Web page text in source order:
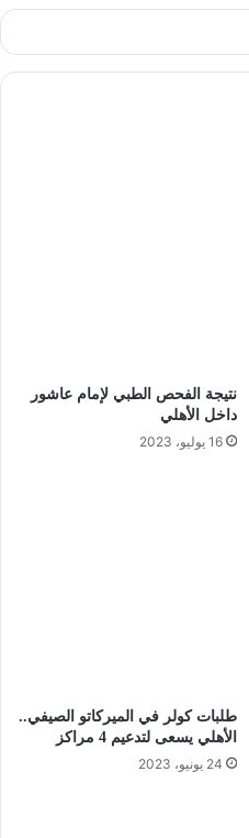
نتيجة الفحص الطبي لإمام عاشور
داخل الأهلي
16 يوليو، 2023
طلبات كولر في الميركاتو الصيفي..
الأهلي يسعى لتدعيم 4 مراكز
24 يونيو، 2023